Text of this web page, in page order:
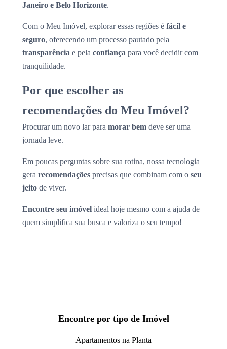
Janeiro e Belo Horizonte.
Com o Meu Imóvel, explorar essas regiões é fácil e
seguro, oferecendo um processo pautado pela
transparência e pela confiança para você decidir com
tranquilidade.
Por que escolher as
recomendações do Meu Imóvel?
Procurar um novo lar para morar bem deve ser uma
jornada leve.
Em poucas perguntas sobre sua rotina, nossa tecnologia
gera recomendações precisas que combinam com o seu
jeito de viver.
Encontre seu imóvel ideal hoje mesmo com a ajuda de
quem simplifica sua busca e valoriza o seu tempo!
Encontre por tipo de Imóvel
Apartamentos na Planta